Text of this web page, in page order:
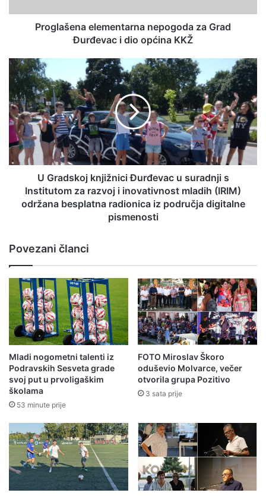
Proglašena elementarna nepogoda za Grad
Đurđevac i dio općina KKŽ
U Gradskoj knjižnici Đurđevac u suradnji s
Institutom za razvoj i inovativnost mladih (IRIM)
održana besplatna radionica iz područja digitalne
pismenosti
Povezani članci
Mladi nogometni talenti iz
Podravskih Sesveta grade
svoj put u prvoligaškim
školama
53 minute prije
FOTO Miroslav Škoro
oduševio Molvarce, večer
otvorila grupa Pozitivo
3 sata prije